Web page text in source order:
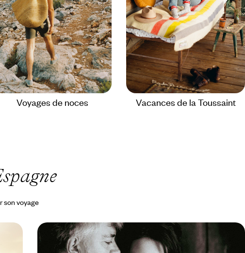
Voyages de noces Vacances de la Toussaint
son voyage